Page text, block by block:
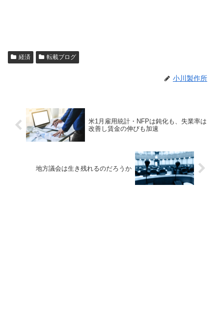
経済 転載ブログ
小川製作所
米1月雇用統計・NFPは鈍化も、失業率は
改善し賃金の伸びも加速
地方議会は生き残れるのだろうか